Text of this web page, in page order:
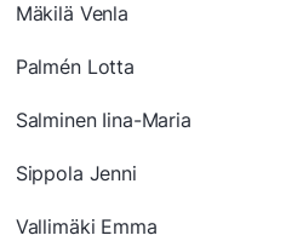
Mäkilä Venla
Palmén Lotta
Salminen Iina-Maria
Sippola Jenni
Vallimäki Emma